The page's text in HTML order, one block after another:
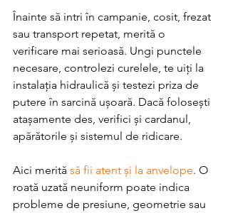
Înainte să intri în campanie, cosit, frezat
sau transport repetat, merită o
verificare mai serioasă. Ungi punctele
necesare, controlezi curelele, te uiți la
instalația hidraulică și testezi priza de
putere în sarcină ușoară. Dacă folosești
atașamente des, verifici și cardanul,
apărătorile și sistemul de ridicare.
Aici merită să fii atent și la anvelope. O
roată uzată neuniform poate indica
probleme de presiune, geometrie sau